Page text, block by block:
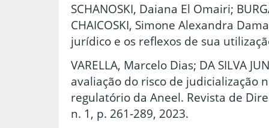
SCHANOSKI, Daiana El Omairi;
CHAICOSKI, Simone Alexandra
jurídico e os reflexos de sua
VARELLA, Marcelo Dias; DA SILVA
avaliação do risco de judicialização
regulatório da Aneel. Revista de
n. 1, p. 261-289, 2023.